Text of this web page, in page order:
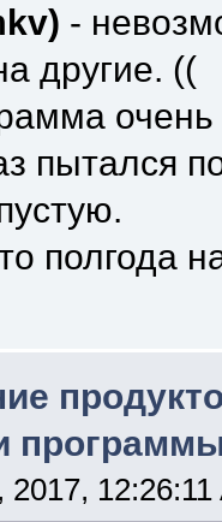
-
другие. ((
пытался
полгода
2017, 12:26:11